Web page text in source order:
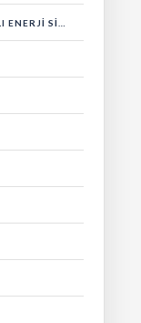
SISTEMI